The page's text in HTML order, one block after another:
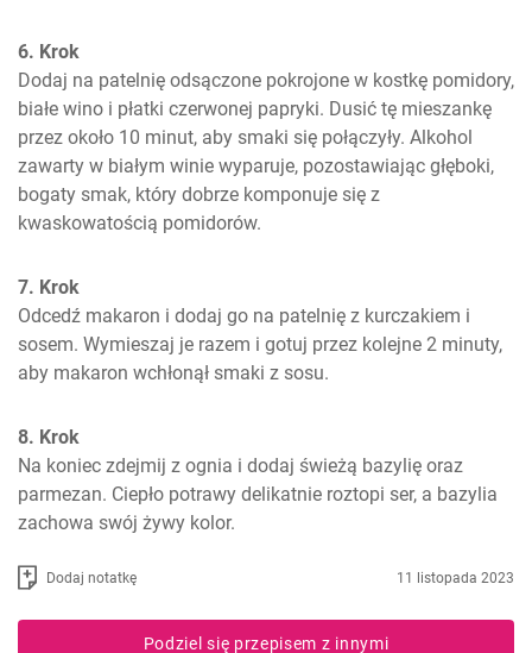
6. Krok
Dodaj na patelnię odsączone pokrojone w kostkę pomidory,
białe wino i płatki czerwonej papryki. Dusić tę mieszankę
przez około 10 minut, aby smaki się połączyły. Alkohol
zawarty w białym winie wyparuje, pozostawiając głęboki,
bogaty smak, który dobrze komponuje się z
kwaskowatością pomidorów.
7. Krok
Odcedź makaron i dodaj go na patelnię z kurczakiem i
sosem. Wymieszaj je razem i gotuj przez kolejne 2 minuty,
aby makaron wchłonął smaki z sosu.
8. Krok
Na koniec zdejmij z ognia i dodaj świeżą bazylię oraz
parmezan. Ciepło potrawy delikatnie roztopi ser, a bazylia
zachowa swój żywy kolor.
Dodaj notatkę 11 listopada 2023
Podziel się przepisem z innymi